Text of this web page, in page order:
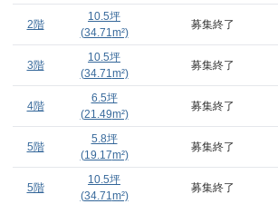
2階
10.5坪
(34.71m²)
募集終了
3階
10.5坪
(34.71m²)
募集終了
4階
6.5坪
(21.49m²)
募集終了
5階
5.8坪
(19.17m²)
募集終了
5階
10.5坪
(34.71m²)
募集終了